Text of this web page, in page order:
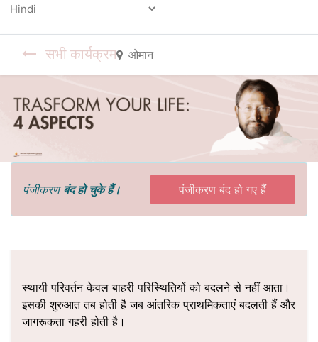
सभी कार्यक्रम ओमान
पंजीकरणबंद हो चुके हैं। पंजीकरण बंद हो गए हैं
स्थायी परिवर्तन केवल बाहरी परिस्थितियों को बदलने से नहीं आता।
इसकी शुरुआत तब होती है जब आंतरिक प्राथमिकताएं बदलती हैं और
जागरूकता गहरी होती है।